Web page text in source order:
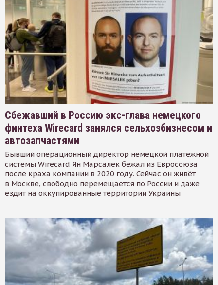
Сбежавший в Россию экс-глава немецкого
финтеха Wirecard занялся сельхозбизнесом и
автозапчастями
Бывший операционный директор немецкой платёжной
системы Wirecard Ян Марсалек бежал из Евросоюза
после краха компании в 2020 году. Сейчас он живёт
в Москве, свободно перемещается по России и даже
ездит на оккупированные территории Украины